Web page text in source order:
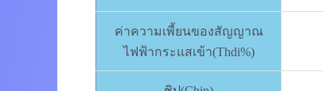
ค่าความเพี้ยนของสัญญาณ
ไฟฟ้ากระแสเข้า(Thdi%)